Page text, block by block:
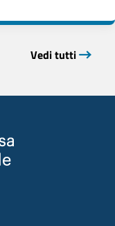
Vedi tutti